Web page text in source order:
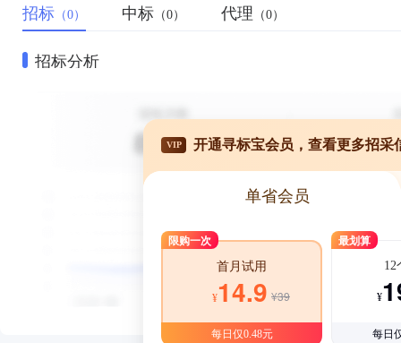
招标 （0） 中标 （0） 代理 （0）
招标分析
VIP 开通寻标宝会员，查看更多招采
单省会员
限购一次
首月试用
¥14.9 ¥39
每日仅0.48元
最划算
12
¥
每日